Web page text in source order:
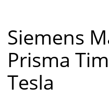
Siemens
Prisma
Tesla